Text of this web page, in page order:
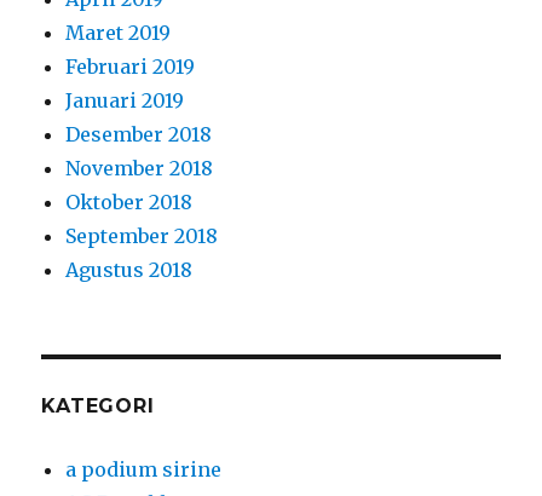
Maret 2019
Februari 2019
Januari 2019
Desember 2018
November 2018
Oktober 2018
September 2018
Agustus 2018
KATEGORI
a podium sirine